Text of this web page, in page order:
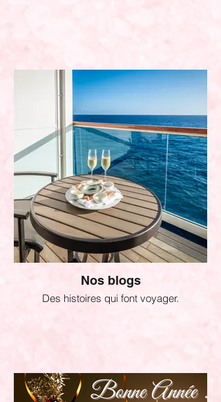
Nos blogs
Des histoires qui font voyager.